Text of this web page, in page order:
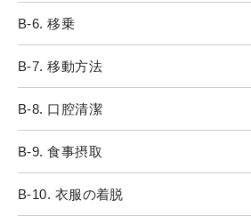
B-6. 移乗
B-7. 移動方法
B-8. 口腔清潔
B-9. 食事摂取
B-10. 衣服の着脱